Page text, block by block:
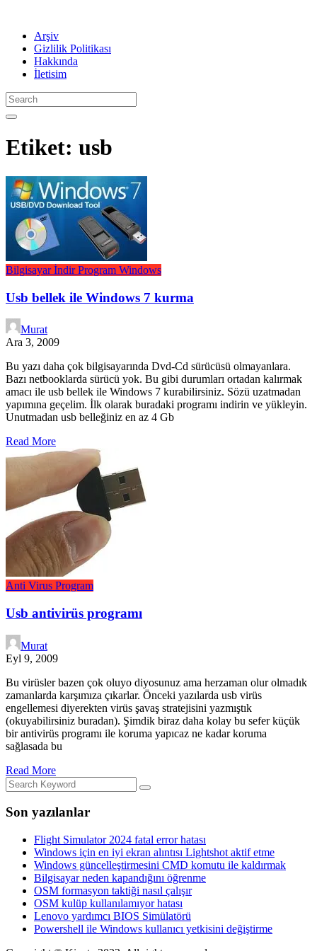
Arşiv
Gizlilik Politikası
Hakkında
İletisim
Etiket: usb
BilgisayarİndirProgram Windows
Usb bellek ile Windows 7 kurma
Murat
Ara 3, 2009
Bu yazı daha çok bilgisayarında Dvd-Cd sürücüsü olmayanlara.
Bazı netbooklarda sürücü yok. Bu gibi durumları ortadan kalırmak
amacı ile usb bellek ile Windows 7 kurabilirsiniz. Sözü uzatmadan
yapımına geçelim. İlk olarak buradaki programı indirin ve yükleyin.
Unutmadan usb belleğiniz en az 4 Gb
Read More
Anti Virus Program
Usb antivirüs programı
Murat
Eyl 9, 2009
Bu virüsler bazen çok oluyo diyosunuz ama herzaman olur olmadık
zamanlarda karşımıza çıkarlar. Önceki yazılarda usb virüs
engellemesi diyerekten virüs şavaş stratejisini yazmıştık
(okuyabilirsiniz buradan). Şimdik biraz daha kolay bu sefer küçük
bir antivirüs programı ile koruma yapıcaz ne kadar koruma
sağlasada bu
Read More
Son yazılanlar
Flight Simulator 2024 fatal error hatası
Windows için en iyi ekran alıntısı Lightshot aktif etme
Windows güncelleştirmesini CMD komutu ile kaldırmak
Bilgisayar neden kapandığını öğrenme
OSM formasyon taktiği nasıl çalışır
OSM kulüp kullanılamıyor hatası
Lenovo yardımcı BIOS Simülatörü
Powershell ile Windows kullanıcı yetkisini değiştirme